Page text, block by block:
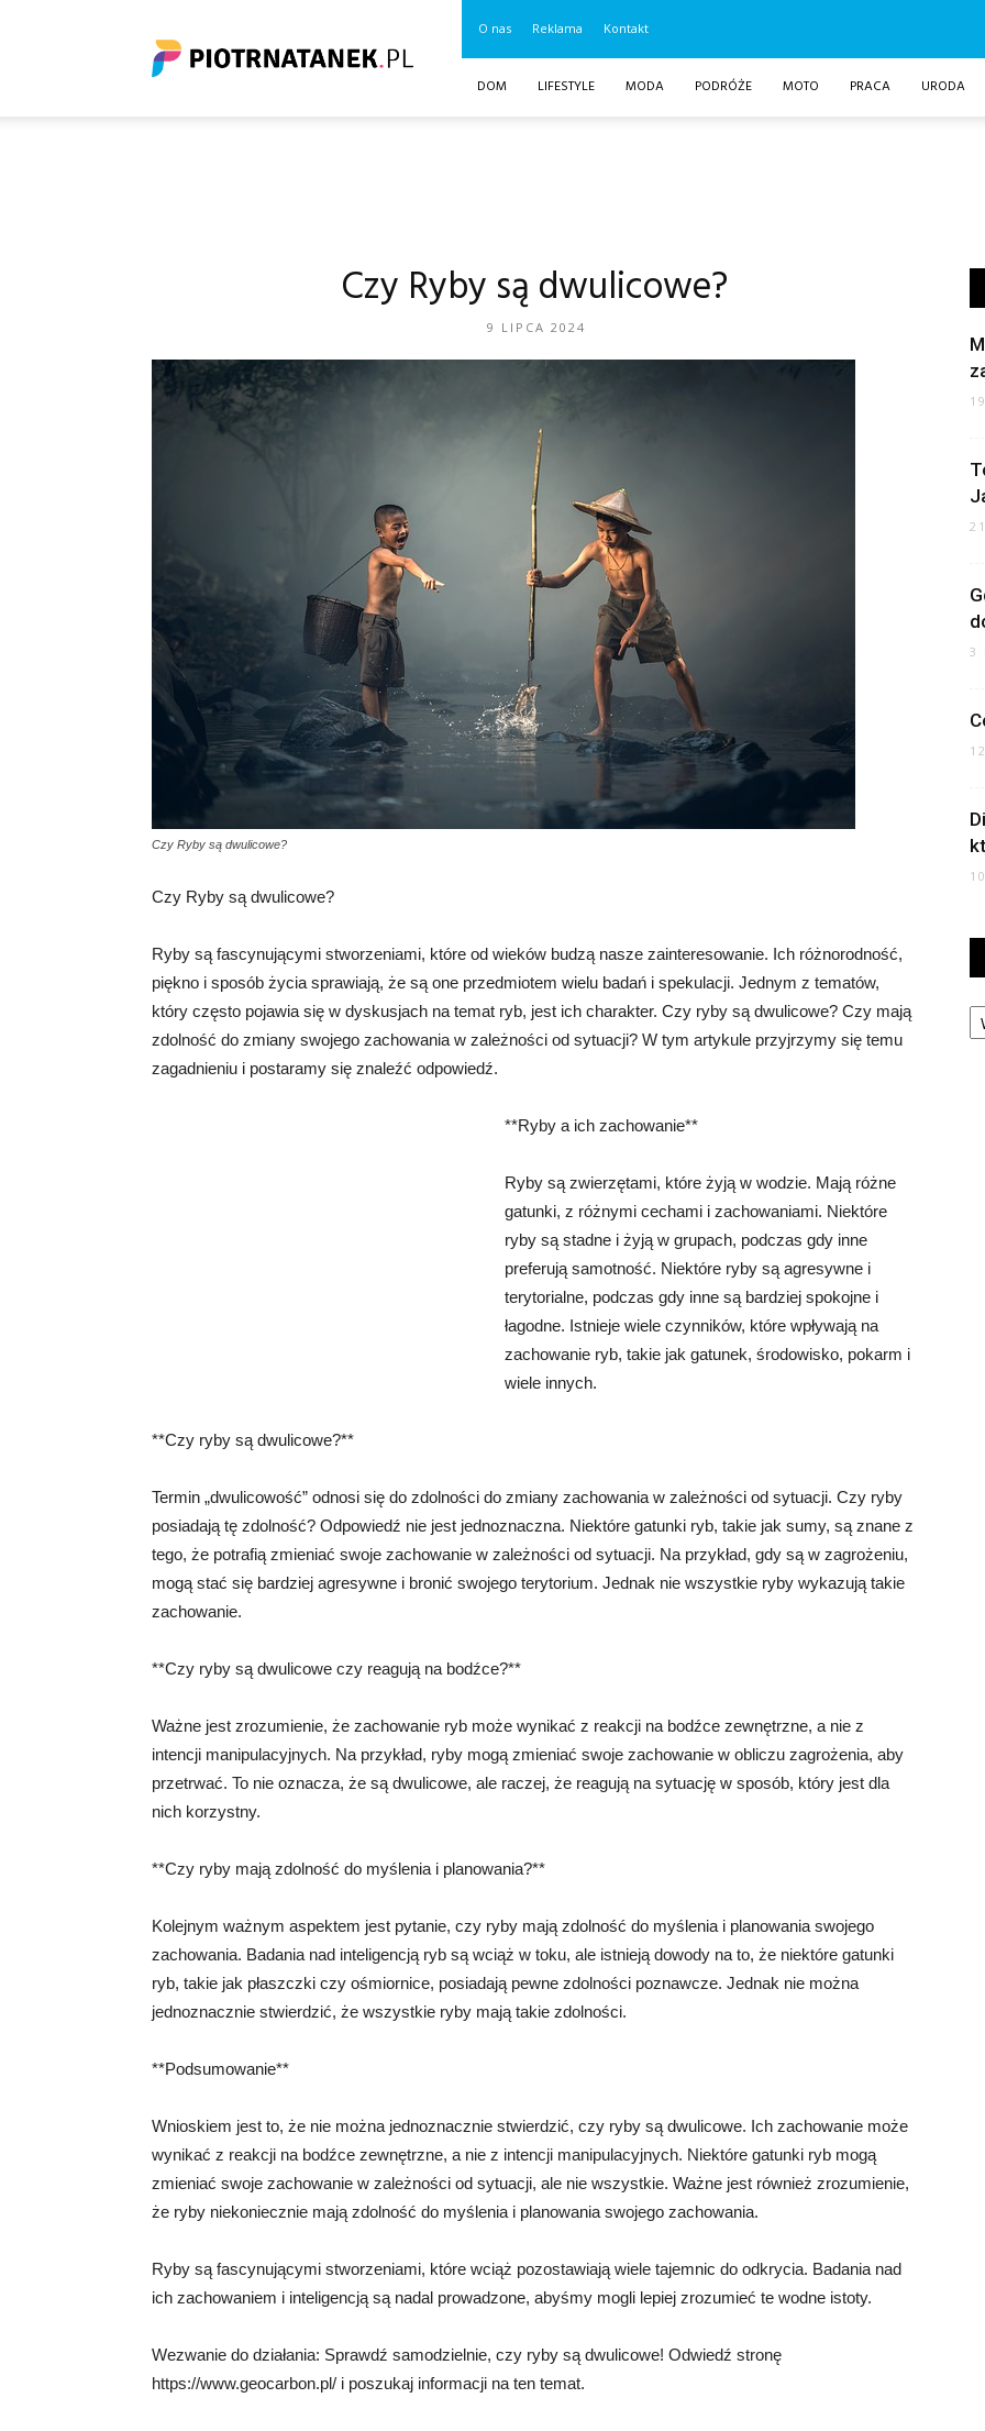
O nas Reklama Kontakt
DOM LIFESTYLE MODA PODRÓŻE MOTO PRACA URODA
Czy Ryby są dwulicowe?
9 LIPCA 2024
Czy Ryby są dwulicowe?
Czy Ryby są dwulicowe?
Ryby są fascynującymi stworzeniami, które od wieków budzą nasze zainteresowanie. Ich różnorodność,
piękno i sposób życia sprawiają, że są one przedmiotem wielu badań i spekulacji. Jednym z tematów,
który często pojawia się w dyskusjach na temat ryb, jest ich charakter. Czy ryby są dwulicowe? Czy mają
zdolność do zmiany swojego zachowania w zależności od sytuacji? W tym artykule przyjrzymy się temu
zagadnieniu i postaramy się znaleźć odpowiedź.
**Ryby a ich zachowanie**
Ryby są zwierzętami, które żyją w wodzie. Mają różne
gatunki, z różnymi cechami i zachowaniami. Niektóre
ryby są stadne i żyją w grupach, podczas gdy inne
preferują samotność. Niektóre ryby są agresywne i
terytorialne, podczas gdy inne są bardziej spokojne i
łagodne. Istnieje wiele czynników, które wpływają na
zachowanie ryb, takie jak gatunek, środowisko, pokarm i
wiele innych.
**Czy ryby są dwulicowe?**
Termin „dwulicowość” odnosi się do zdolności do zmiany zachowania w zależności od sytuacji. Czy ryby
posiadają tę zdolność? Odpowiedź nie jest jednoznaczna. Niektóre gatunki ryb, takie jak sumy, są znane z
tego, że potrafią zmieniać swoje zachowanie w zależności od sytuacji. Na przykład, gdy są w zagrożeniu,
mogą stać się bardziej agresywne i bronić swojego terytorium. Jednak nie wszystkie ryby wykazują takie
zachowanie.
**Czy ryby są dwulicowe czy reagują na bodźce?**
Ważne jest zrozumienie, że zachowanie ryb może wynikać z reakcji na bodźce zewnętrzne, a nie z
intencji manipulacyjnych. Na przykład, ryby mogą zmieniać swoje zachowanie w obliczu zagrożenia, aby
przetrwać. To nie oznacza, że są dwulicowe, ale raczej, że reagują na sytuację w sposób, który jest dla
nich korzystny.
**Czy ryby mają zdolność do myślenia i planowania?**
Kolejnym ważnym aspektem jest pytanie, czy ryby mają zdolność do myślenia i planowania swojego
zachowania. Badania nad inteligencją ryb są wciąż w toku, ale istnieją dowody na to, że niektóre gatunki
ryb, takie jak płaszczki czy ośmiornice, posiadają pewne zdolności poznawcze. Jednak nie można
jednoznacznie stwierdzić, że wszystkie ryby mają takie zdolności.
**Podsumowanie**
Wnioskiem jest to, że nie można jednoznacznie stwierdzić, czy ryby są dwulicowe. Ich zachowanie może
wynikać z reakcji na bodźce zewnętrzne, a nie z intencji manipulacyjnych. Niektóre gatunki ryb mogą
zmieniać swoje zachowanie w zależności od sytuacji, ale nie wszystkie. Ważne jest również zrozumienie,
że ryby niekoniecznie mają zdolność do myślenia i planowania swojego zachowania.
Ryby są fascynującymi stworzeniami, które wciąż pozostawiają wiele tajemnic do odkrycia. Badania nad
ich zachowaniem i inteligencją są nadal prowadzone, abyśmy mogli lepiej zrozumieć te wodne istoty.
Wezwanie do działania: Sprawdź samodzielnie, czy ryby są dwulicowe! Odwiedź stronę
https://www.geocarbon.pl/ i poszukaj informacji na ten temat.
3